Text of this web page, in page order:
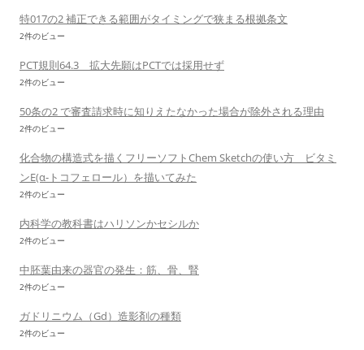
特017の2 補正できる範囲がタイミングで狭まる根拠条文
2件のビュー
PCT規則64.3 拡大先願はPCTでは採用せず
2件のビュー
50条の2 で審査請求時に知りえたなかった場合が除外される理由
2件のビュー
化合物の構造式を描くフリーソフトChem Sketchの使い方 ビタミ
ンE(α-トコフェロール）を描いてみた
2件のビュー
内科学の教科書はハリソンかセシルか
2件のビュー
中胚葉由来の器官の発生：筋、骨、腎
2件のビュー
ガドリニウム（Gd）造影剤の種類
2件のビュー